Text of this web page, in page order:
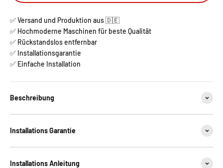
✅ Versand und Produktion aus 🇩🇪
✅ Hochmoderne Maschinen für beste Qualität
✅ Rückstandslos entfernbar
✅ Installationsgarantie
✅ Einfache Installation
Beschreibung
Installations Garantie
Installations Anleitung